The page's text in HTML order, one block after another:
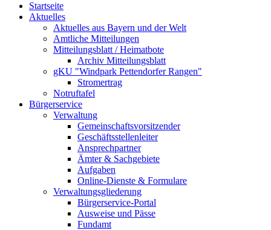
Startseite
Aktuelles
Aktuelles aus Bayern und der Welt
Amtliche Mitteilungen
Mitteilungsblatt / Heimatbote
Archiv Mitteilungsblatt
gKU "Windpark Pettendorfer Rangen"
Stromertrag
Notruftafel
Bürgerservice
Verwaltung
Gemeinschaftsvorsitzender
Geschäftsstellenleiter
Ansprechpartner
Ämter & Sachgebiete
Aufgaben
Online-Dienste & Formulare
Verwaltungsgliederung
Bürgerservice-Portal
Ausweise und Pässe
Fundamt